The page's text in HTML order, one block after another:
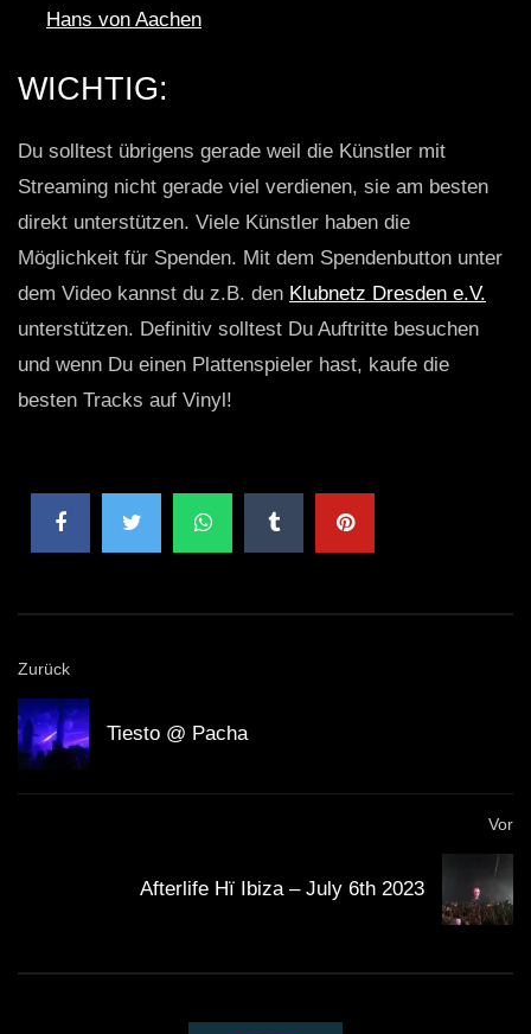
Hans von Aachen
WICHTIG:
Du solltest übrigens gerade weil die Künstler mit
Streaming nicht gerade viel verdienen, sie am besten
direkt unterstützen. Viele Künstler haben die
Möglichkeit für Spenden. Mit dem Spendenbutton unter
dem Video kannst du z.B. den Klubnetz Dresden e.V.
unterstützen. Definitiv solltest Du Auftritte besuchen
und wenn Du einen Plattenspieler hast, kaufe die
besten Tracks auf Vinyl!
Zurück
Tiesto @ Pacha
Vor
Afterlife Hï Ibiza – July 6th 2023